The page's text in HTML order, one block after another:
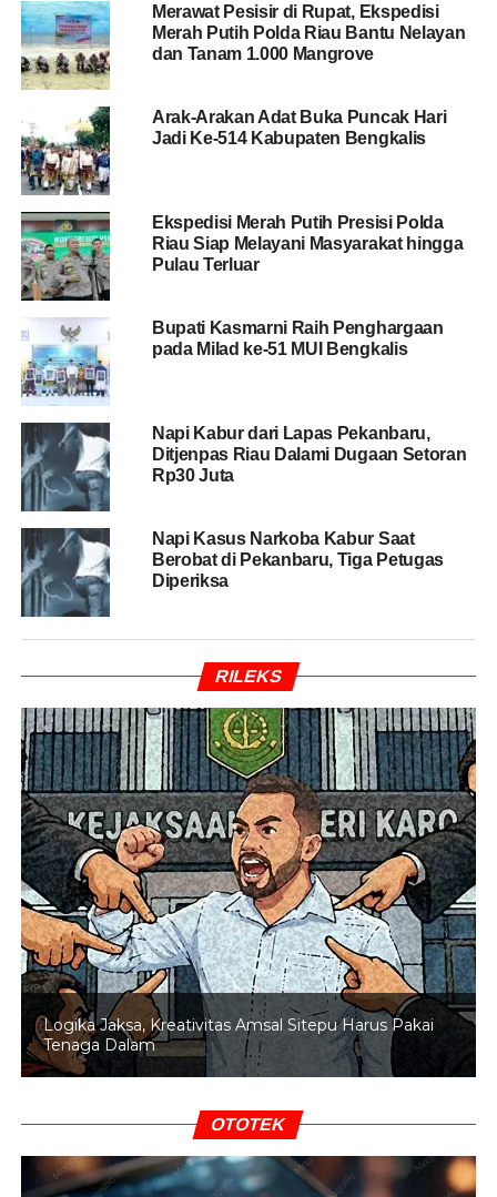
setelah polisi mendapat informasi ada mobil truk warna
kuning dicurigai membawa muatan ilegal yang melaju
kencang dari Pulai Muda, kecamatan Teluk Meranti.
BACA JUGA
Resmi, Tengdy Wijaya Nahkodai
Organisasi PSMTI Bengkalis
Kemudian tim gabungan dari Polsek Teluk Meranti yang
dipimpin Kapolsek, IPDA Vicky Risky, SH dan unit Tipiter
Sat Reskrim Polres Pelalawan dipimpin Kanit, IPTU
Asbon Mairizal SPsi turun melakukan penyelidikan.
Namun saat akan diamankan pengemudi mobil truk terus
memacu kendaraannya hingga terjadi aksi kejar-kejaran
sampai di Jalan Lintas Bono, kelurahan Teluk Meranti,
baru berhasil di cegat.
Setelah muatan di geledah ditemukan dalam bak truk di
temukan ratusan karung bawang merah yang berasal dari
luar negeri. Ketika sopir di interogasi tidak dapat
memperlihatkan dokumen bawang yang dibawanya
tersebut.
bawang sebanyak 887 karung dari Dermaga WKS di
Pulau Muda Kecamatan Teluk Meranti yang akan di antar
ke Pekanbaru.
BACA JUGA Ini Kronologis OTT Gubernur
Kepulauan Riau
Selanjutnya sopir bersama barang bukti bawang merah
sebanyak 7,5 ton asal luar negeri yang di seludupkan ke
Indonesia melalui pelabuhan tikus di kecamatan Teluk
Meranti di giring ke Polres Pelalawan.
Kapolres Pelalawan AKBP John Louis Letedara SIK
melalui Kasat Reskrim AKP Bayu Ramadhan Efendi STrk
SIK MH didampingi Kanit Tipiter, IPTU Asbon Mairizal
SPsi membenarkan adanya penangkapan truk bermuatan
“Kini sopir dan truk bermuatan bawang sebanyak 887
karung atau sekitar 7,5 ton telah diamankan untuk
Merawat Pesisir di Rupat, Ekspedisi
Merah Putih Polda Riau Bantu Nelayan
dan Tanam 1.000 Mangrove
Arak-Arakan Adat Buka Puncak Hari
Jadi Ke-514 Kabupaten Bengkalis
Ekspedisi Merah Putih Presisi Polda
Riau Siap Melayani Masyarakat hingga
Pulau Terluar
Bupati Kasmarni Raih Penghargaan
pada Milad ke-51 MUI Bengkalis
Napi Kabur dari Lapas Pekanbaru,
Ditjenpas Riau Dalami Dugaan Setoran
Rp30 Juta
Napi Kasus Narkoba Kabur Saat
Berobat di Pekanbaru, Tiga Petugas
Diperiksa
RILEKS
Logika Jaksa, Kreativitas Amsal Sitepu Harus Pakai
Tenaga Dalam
OTOTEK